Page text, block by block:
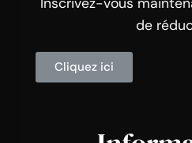
de
Cliquez ici